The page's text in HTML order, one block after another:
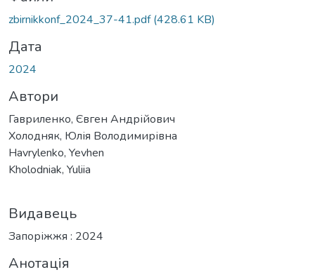
zbirnikkonf_2024_37-41.pdf(428.61 KB)
Дата
2024
Автори
Гавриленко, Євген Андрійович
Холодняк, Юлія Володимирівна
Havrylenko, Yevhen
Kholodniak, Yuliia
Видавець
Запоріжжя : 2024
Анотація